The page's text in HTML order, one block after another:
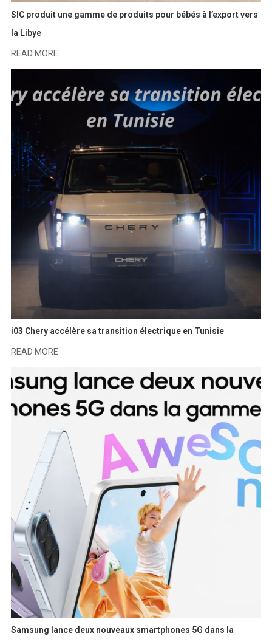
SIC produit une gamme de produits pour bébés à l’export vers
la Libye
READ MORE
i03 Chery accélère sa transition électrique en Tunisie
READ MORE
Samsung lance deux nouveaux smartphones 5G dans la